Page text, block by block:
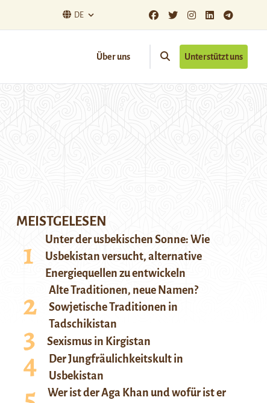
DE
Über uns Unterstützt uns
MEISTGELESEN
Unter der usbekischen Sonne: Wie
Usbekistan versucht, alternative
Energiequellen zu entwickeln
Alte Traditionen, neue Namen?
Sowjetische Traditionen in
Tadschikistan
Sexismus in Kirgistan
Der Jungfräulichkeitskult in
Usbekistan
Wer ist der Aga Khan und wofür ist er